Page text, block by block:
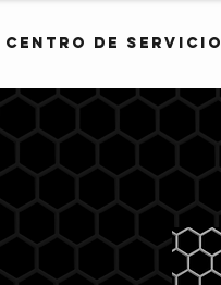
Centro de servicio